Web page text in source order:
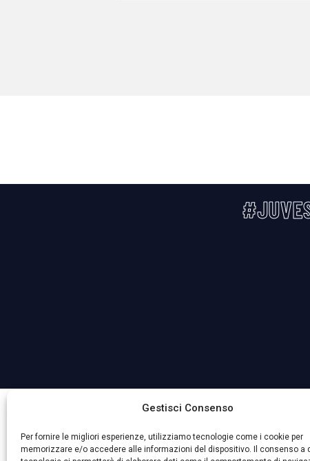
Gestisci Consenso
Per fornire le migliori esperienze, utilizziamo tecnologie come i cookie per
memorizzare e/o accedere alle informazioni del dispositivo. Il consenso a
La Società ha nominato il Responsabile della